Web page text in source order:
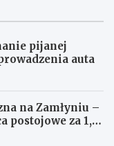
pijanej
auta
na Zamłyniu –
postojowe za 1,1